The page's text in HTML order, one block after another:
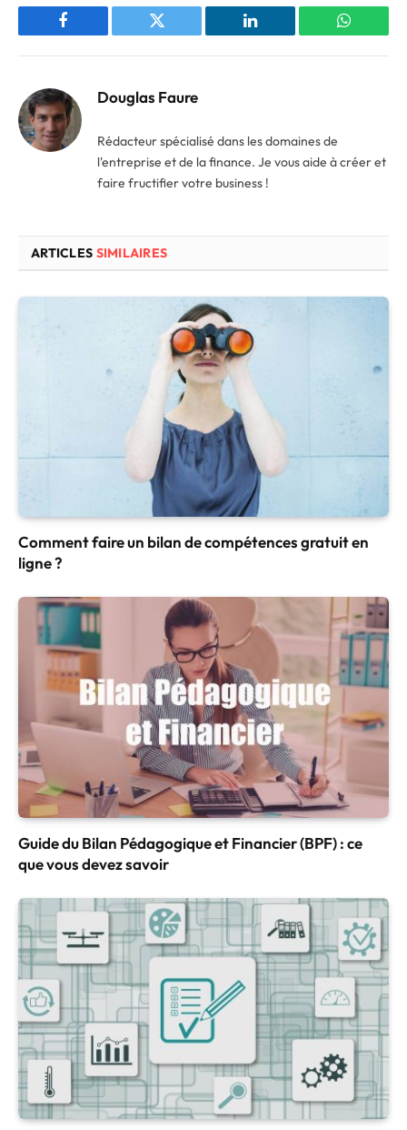
Facebook Twitter LinkedIn
Douglas Faure
Rédacteur spécialisé dans les domaines de
l'entreprise et de la finance. Je vous aide à créer et
faire fructifier votre business !
ARTICLES SIMILAIRES
Comment faire un bilan de compétences gratuit en
ligne ?
Guide du Bilan Pédagogique et Financier (BPF) : ce
que vous devez savoir